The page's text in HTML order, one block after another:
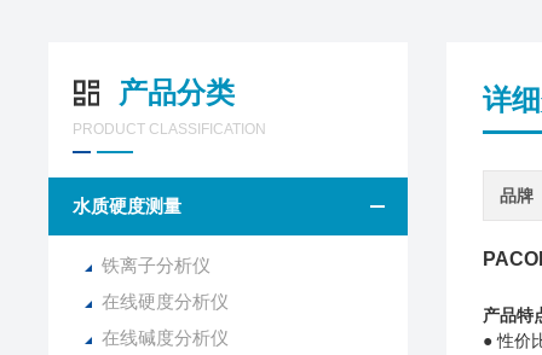
产品分类
PRODUCT CLASSIFICATION
水质硬度测量
铁离子分析仪
在线硬度分析仪
在线碱度分析仪
详
品牌
产品特
● 性价